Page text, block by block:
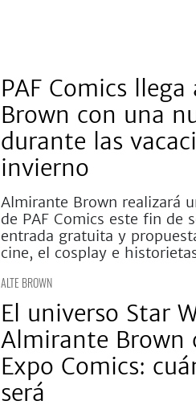
PAF Comics
Brown con una
durante las
invierno
Almirante Brown realizará
de PAF Comics este fin de
entrada gratuita y
cine, el cosplay e
ALTE BROWN
El universo Star
Almirante Brown
Expo Comics:
será